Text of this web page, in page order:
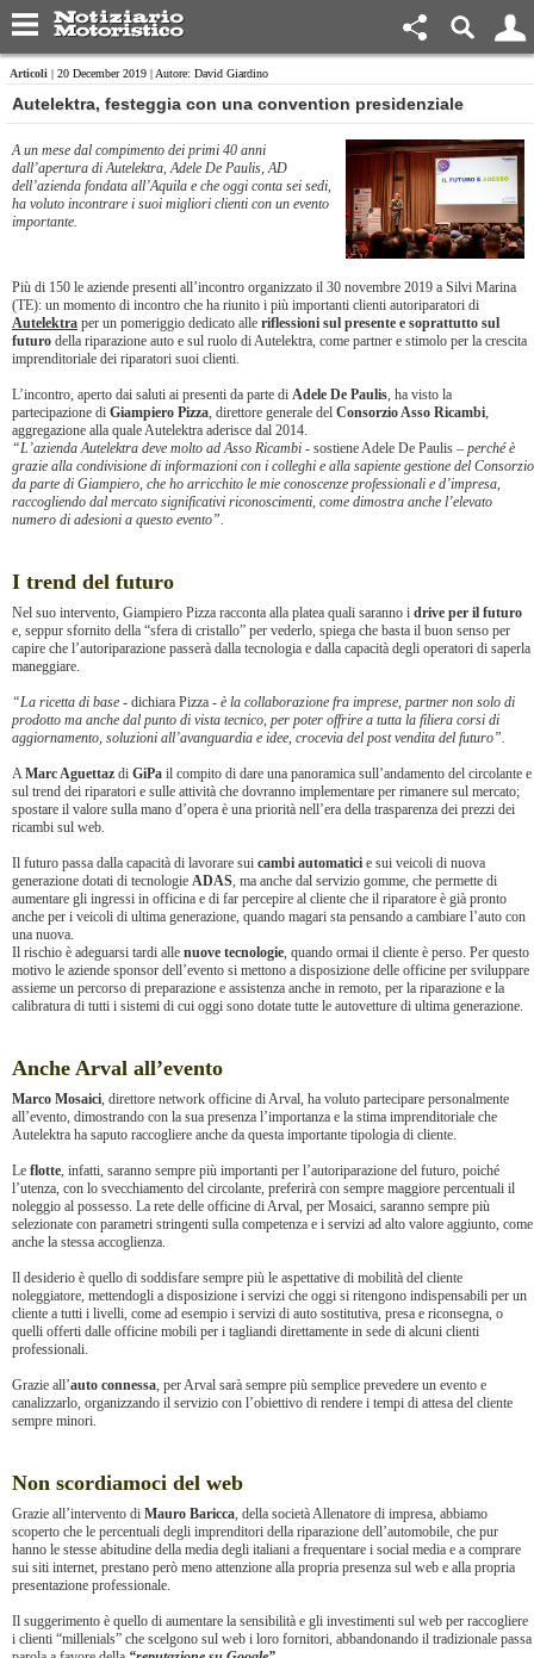
Articoli | 20 December 2019 | Autore: David Giardino
Autelektra, festeggia con una convention presidenziale
A un mese dal compimento dei primi 40 anni
dall’apertura di Autelektra, Adele De Paulis, AD
dell’azienda fondata all’Aquila e che oggi conta sei sedi,
ha voluto incontrare i suoi migliori clienti con un evento
importante.
Più di 150 le aziende presenti all’incontro organizzato il 30 novembre 2019 a Silvi Marina
(TE): un momento di incontro che ha riunito i più importanti clienti autoriparatori di
Autelektra per un pomeriggio dedicato alle riflessioni sul presente e soprattutto sul
futuro della riparazione auto e sul ruolo di Autelektra, come partner e stimolo per la crescita
imprenditoriale dei riparatori suoi clienti.
L’incontro, aperto dai saluti ai presenti da parte di Adele De Paulis, ha visto la
partecipazione di Giampiero Pizza, direttore generale del Consorzio Asso Ricambi,
aggregazione alla quale Autelektra aderisce dal 2014.
“L’azienda Autelektra deve molto ad Asso Ricambi - sostiene Adele De Paulis – perché è
grazie alla condivisione di informazioni con i colleghi e alla sapiente gestione del Consorzio
da parte di Giampiero, che ho arricchito le mie conoscenze professionali e d’impresa,
raccogliendo dal mercato significativi riconoscimenti, come dimostra anche l’elevato
numero di adesioni a questo evento”.
I trend del futuro
Nel suo intervento, Giampiero Pizza racconta alla platea quali saranno i drive per il futuro
e, seppur sfornito della “sfera di cristallo” per vederlo, spiega che basta il buon senso per
capire che l’autoriparazione passerà dalla tecnologia e dalla capacità degli operatori di saperla
maneggiare.
“La ricetta di base - dichiara Pizza - è la collaborazione fra imprese, partner non solo di
prodotto ma anche dal punto di vista tecnico, per poter offrire a tutta la filiera corsi di
aggiornamento, soluzioni all’avanguardia e idee, crocevia del post vendita del futuro”.
AMarc Aguettaz di GiPa il compito di dare una panoramica sull’andamento del circolante e
sul trend dei riparatori e sulle attività che dovranno implementare per rimanere sul mercato;
spostare il valore sulla mano d’opera è una priorità nell’era della trasparenza dei prezzi dei
ricambi sul web.
Il futuro passa dalla capacità di lavorare sui cambi automatici e sui veicoli di nuova
generazione dotati di tecnologie ADAS, ma anche dal servizio gomme, che permette di
aumentare gli ingressi in officina e di far percepire al cliente che il riparatore è già pronto
anche per i veicoli di ultima generazione, quando magari sta pensando a cambiare l’auto con
una nuova.
Il rischio è adeguarsi tardi alle nuove tecnologie, quando ormai il cliente è perso. Per questo
motivo le aziende sponsor dell’evento si mettono a disposizione delle officine per sviluppare
assieme un percorso di preparazione e assistenza anche in remoto, per la riparazione e la
calibratura di tutti i sistemi di cui oggi sono dotate tutte le autovetture di ultima generazione.
Anche Arval all’evento
Marco Mosaici, direttore network officine di Arval, ha voluto partecipare personalmente
all’evento, dimostrando con la sua presenza l’importanza e la stima imprenditoriale che
Autelektra ha saputo raccogliere anche da questa importante tipologia di cliente.
Le flotte, infatti, saranno sempre più importanti per l’autoriparazione del futuro, poiché
l’utenza, con lo svecchiamento del circolante, preferirà con sempre maggiore percentuali il
noleggio al possesso. La rete delle officine di Arval, per Mosaici, saranno sempre più
selezionate con parametri stringenti sulla competenza e i servizi ad alto valore aggiunto, come
anche la stessa accoglienza.
Il desiderio è quello di soddisfare sempre più le aspettative di mobilità del cliente
noleggiatore, mettendogli a disposizione i servizi che oggi si ritengono indispensabili per un
cliente a tutti i livelli, come ad esempio i servizi di auto sostitutiva, presa e riconsegna, o
quelli offerti dalle officine mobili per i tagliandi direttamente in sede di alcuni clienti
professionali.
Grazie all’auto connessa, per Arval sarà sempre più semplice prevedere un evento e
canalizzarlo, organizzando il servizio con l’obiettivo di rendere i tempi di attesa del cliente
sempre minori.
Non scordiamoci del web
Grazie all’intervento di Mauro Baricca, della società Allenatore di impresa, abbiamo
scoperto che le percentuali degli imprenditori della riparazione dell’automobile, che pur
hanno le stesse abitudine della media degli italiani a frequentare i social media e a comprare
sui siti internet, prestano però meno attenzione alla propria presenza sul web e alla propria
presentazione professionale.
Il suggerimento è quello di aumentare la sensibilità e gli investimenti sul web per raccogliere
i clienti “millenials” che scelgono sul web i loro fornitori, abbandonando il tradizionale passa